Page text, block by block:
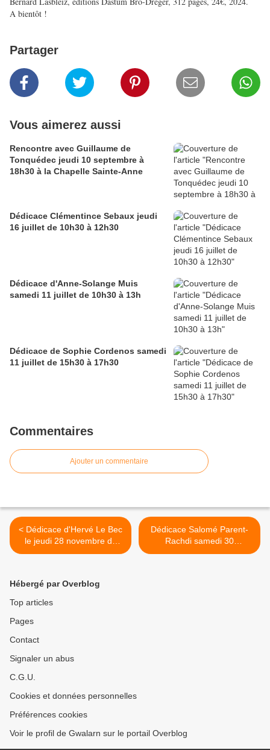
A bientôt !
Partager
Vous aimerez aussi
Rencontre avec Guillaume de
Tonquédec jeudi 10 septembre à
18h30 à la Chapelle Sainte-Anne
Dédicace Clémentince Sebaux jeudi
16 juillet de 10h30 à 12h30
Dédicace d'Anne-Solange Muis
samedi 11 juillet de 10h30 à 13h
Dédicace de Sophie Cordenos samedi
11 juillet de 15h30 à 17h30
Commentaires
Ajouter un commentaire
< Dédicace d'Hervé Le Bec
le jeudi 28 novembre de
10h30 à 12h30
Dédicace Salomé Parent-
Rachdi samedi 30
novembre à partir de 15h >
Hébergé par Overblog
Top articles
Pages
Contact
Signaler un abus
C.G.U.
Cookies et données personnelles
Préférences cookies
Voir le profil de Gwalarn sur le portail Overblog